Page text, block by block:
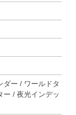
ダー / ワールドタ
ー / 夜光インデッ